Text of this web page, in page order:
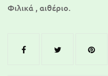
Φιλικά , αιθέριο.